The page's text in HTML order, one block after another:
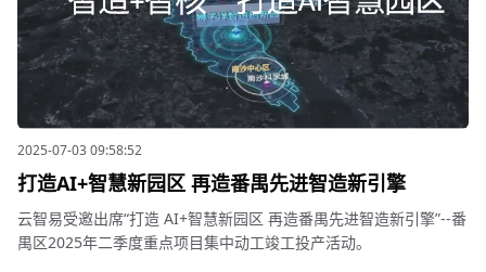
2025-07-03 09:58:52
打造AI+智慧新园区 再造番禺先进智造新引擎
云智易受邀出席“打造 AI+智慧新园区 再造番禺先进智造新引擎”--番
禺区2025年二季度重点项目集中动工竣工投产活动。